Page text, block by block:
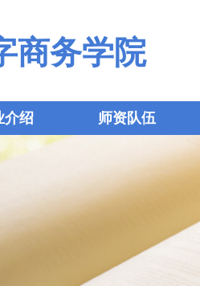
商务学院
介绍 师资队伍